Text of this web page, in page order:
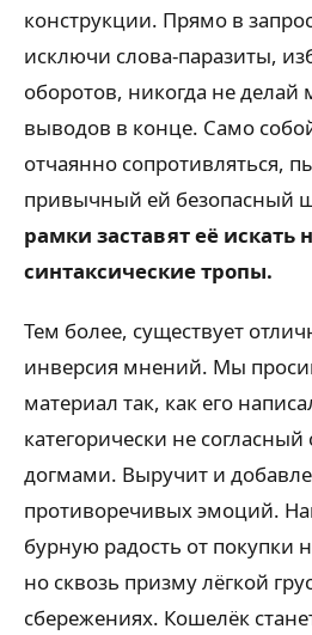
конструкции. Прямо в
исключи слова-паразиты,
оборотов, никогда не делай
выводов в конце. Само
отчаянно сопротивляться,
привычный ей безопасный
рамки заставят её искать
синтаксические тропы.
Тем более, существует
инверсия мнений. Мы
материал так, как его
категорически не
догмами. Выручит и
противоречивых эмоций.
бурную радость от покупки
но сквозь призму лёгкой
сбережениях. Кошелёк